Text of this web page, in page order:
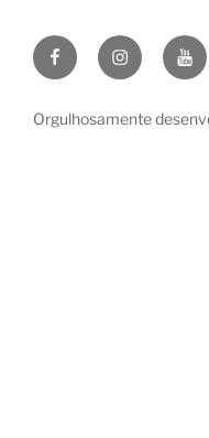
FacebookInstagram
Orgulhosamente